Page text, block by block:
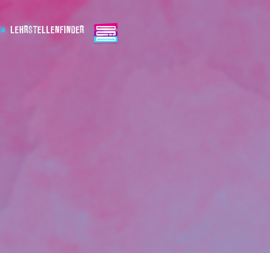
LEHRSTELLENFINDER